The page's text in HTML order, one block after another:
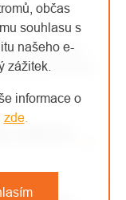
občas
souhlasu s
našeho e-
zážitek.
informace o
zde.
zkuste
na nejčastější
naleznete